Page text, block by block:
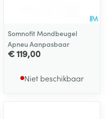
Somnofit Mondbeugel
Apneu Aanpasbaar
€ 119,00
Niet beschikbaar